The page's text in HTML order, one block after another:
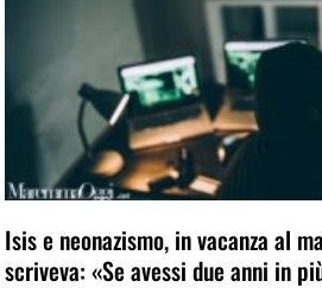
Isis e neonazismo, in vacanza al
scriveva: «Se avessi due anni in